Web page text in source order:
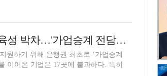
정진완號 우리은행, 중소·중견기업 육성 박차…'가업승계 전담조직' 신설
원하기 위해 은행권 최초로 ‘가업승계
이어온 기업은 17곳에 불과하다. 특히